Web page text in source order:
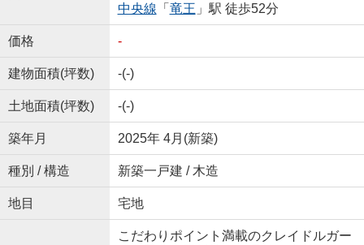
中央線 「 竜王 」駅 徒歩52分
価格 -
建物面積(坪数) -(-)
土地面積(坪数) -(-)
築年月 2025年 4月(新築)
種別 / 構造 新築一戸建 / 木造
地目 宅地
こだわりポイント満載のクレイドルガー